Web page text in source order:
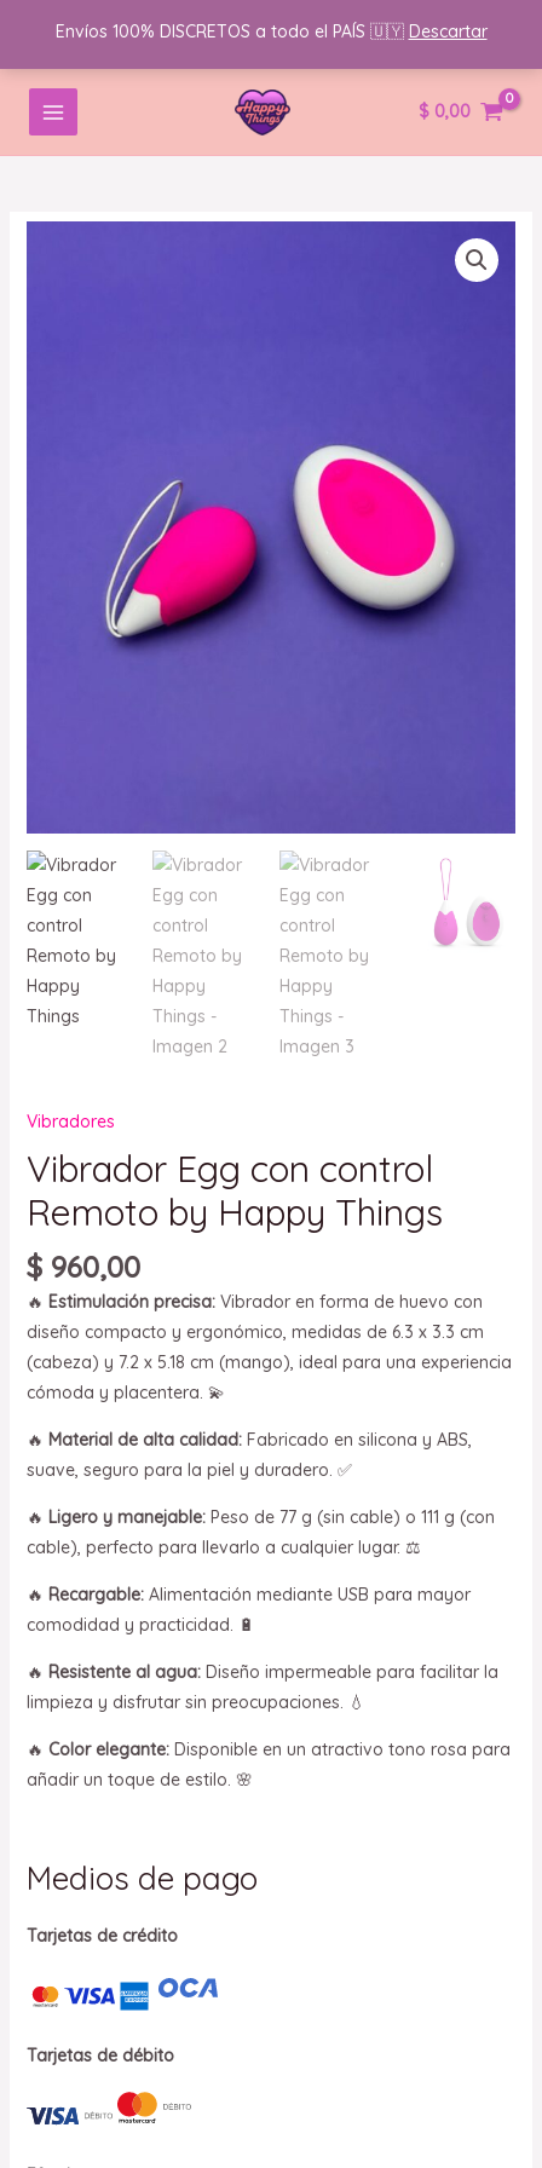
Envíos 100% DISCRETOS a todo el PAÍS 🇺🇾 Descartar
contenido
MAIN
MENU
$ 0,00
Vibradores
Vibrador Egg con control
Remoto by Happy Things
$960,00
🔥 Estimulación precisa:Vibrador en forma de huevo con
diseño compacto y ergonómico, medidas de 6.3 x 3.3 cm
(cabeza) y 7.2 x 5.18 cm (mango), ideal para una experiencia
cómoda y placentera. 💫
🔥 Material de alta calidad:Fabricado en silicona y ABS,
suave, seguro para la piel y duradero. ✅
🔥 Ligero y manejable:Peso de 77 g (sin cable) o 111 g (con
cable), perfecto para llevarlo a cualquier lugar. ⚖️
🔥 Recargable:Alimentación mediante USB para mayor
comodidad y practicidad. 🔋
🔥 Resistente al agua:Diseño impermeable para facilitar la
limpieza y disfrutar sin preocupaciones. 💧
🔥 Color elegante:Disponible en un atractivo tono rosa para
añadir un toque de estilo. 🌸
Medios de pago
Tarjetas de crédito
Tarjetas de débito